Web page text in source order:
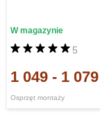
Osprzęt montaży
5
W magazynie
1 049 - 1 079